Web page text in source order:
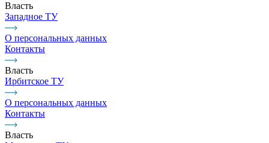
Власть
Западное ТУ
О персональных данных
Контакты
Власть
Ирбитское ТУ
О персональных данных
Контакты
Власть